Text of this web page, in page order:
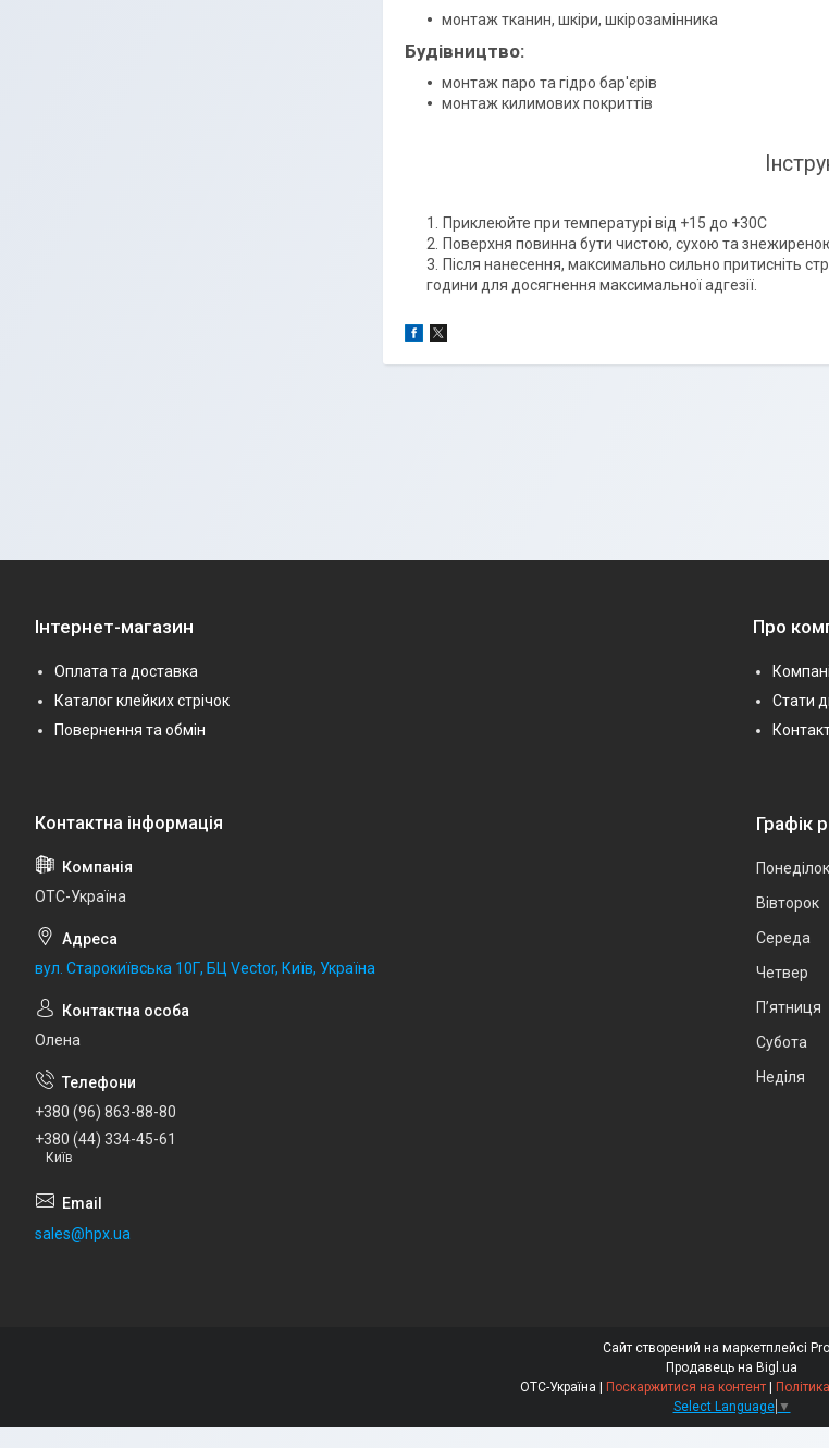
монтаж тканин, шкіри, шкірозамінника
Будівництво:
монтаж паро та гідро бар'єрів
монтаж килимових покриттів
Приклеюйте при температурі від +15 до +30С
Поверхня повинна бути чистою, сухою та
Після нанесення, максимально сильно притисніть
години для досягнення максимальної адгезії.
Інтернет-магазин
Оплата та доставка
Каталог клейких стрічок
Повернення та обмін
Про
Стати
ОТС-Україна
вул. Старокиївська 10Г, БЦ Vector, Київ, Україна
Олена
+380 (96) 863-88-80
+380 (44) 334-45-61
Київ
sales@hpx.ua
Графік
Понеділок
Вівторок
Середа
Четвер
Пʼятниця
Субота
Неділя
Сайт створений на маркетплейсі
Продавець на Bigl.ua
ОТС-Україна | Поскаржитися на контент |
Select Language ▼